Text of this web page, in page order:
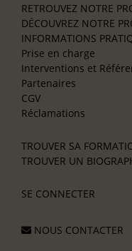
RETROUVEZ NOTRE
DÉCOUVREZ NOTRE
INFORMATIONS
Prise en charge
Interventions et
Partenaires
CGV
Réclamations
TROUVER SA
TROUVER UN
SE CONNECTER
NOUS CONTACTER